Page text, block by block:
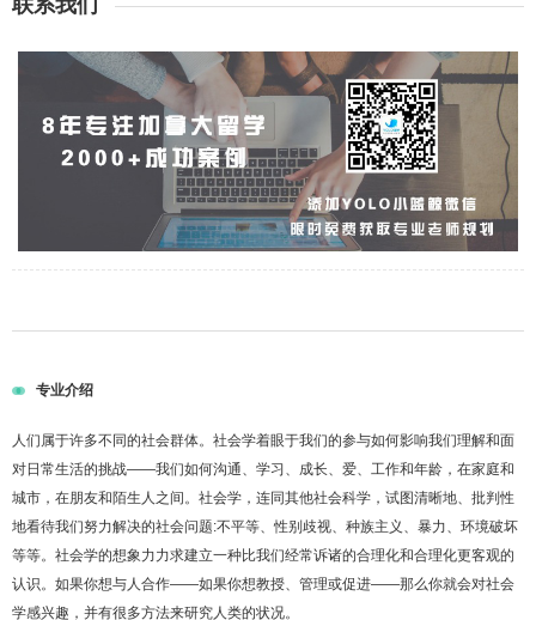
联系我们
专业介绍
人们属于许多不同的社会群体。社会学着眼于我们的参与如何影响我们理解和面
对日常生活的挑战——我们如何沟通、学习、成长、爱、工作和年龄，在家庭和
城市，在朋友和陌生人之间。社会学，连同其他社会科学，试图清晰地、批判性
地看待我们努力解决的社会问题:不平等、性别歧视、种族主义、暴力、环境破坏
等等。社会学的想象力力求建立一种比我们经常诉诸的合理化和合理化更客观的
认识。如果你想与人合作——如果你想教授、管理或促进——那么你就会对社会
学感兴趣，并有很多方法来研究人类的状况。